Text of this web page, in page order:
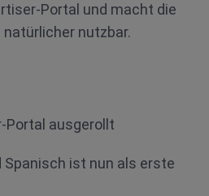
Portal und macht die
nutzbar.
Portal ausgerollt
Spanisch ist nun als erste